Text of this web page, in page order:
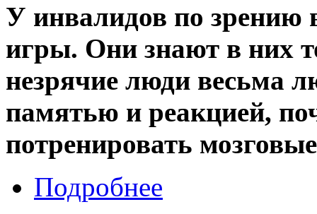
У инвалидов по зрению
игры. Они знают в них
незрячие люди весьма
памятью и реакцией,
потренировать
Подробнее